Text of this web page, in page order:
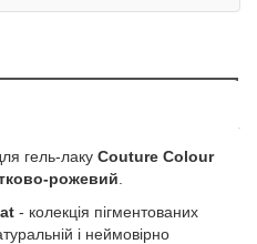
гель-лаку Couture Colour
рожевий
- колекція пігментованих
і неймовірно